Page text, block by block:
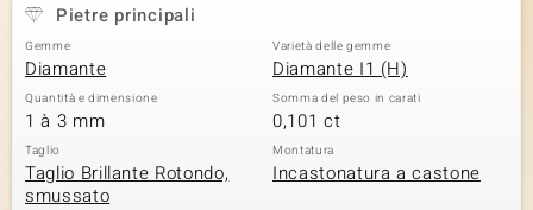
Pietre principali
Gemme
Diamante
Varietà delle gemme
Diamante I1 (H)
Quantità e dimensione
1 à 3 mm
Somma del peso in carati
0,101 ct
Taglio
Taglio Brillante Rotondo,
smussato
Montatura
Incastonatura a castone